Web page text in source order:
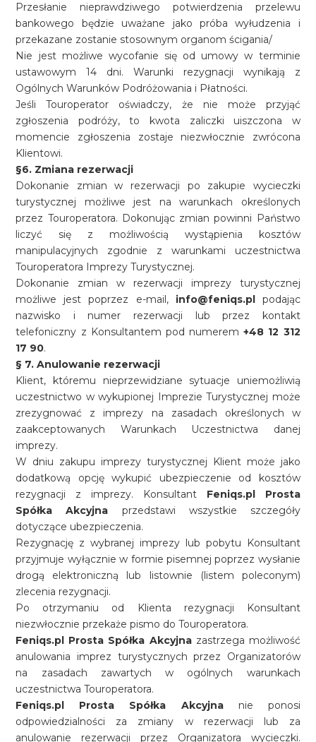
Przesłanie nieprawdziwego potwierdzenia przelewu
bankowego będzie uważane jako próba wyłudzenia i
przekazane zostanie stosownym organom ścigania/
Nie jest możliwe wycofanie się od umowy w terminie
ustawowym 14 dni. Warunki rezygnacji wynikają z
Ogólnych Warunków Podróżowania i Płatności.
Jeśli Touroperator oświadczy, że nie może przyjąć
zgłoszenia podróży, to kwota zaliczki uiszczona w
momencie zgłoszenia zostaje niezwłocznie zwrócona
Klientowi.
§6. Zmiana rezerwacji
Dokonanie zmian w rezerwacji po zakupie wycieczki
turystycznej możliwe jest na warunkach określonych
przez Touroperatora. Dokonując zmian powinni Państwo
liczyć się z możliwością wystąpienia kosztów
manipulacyjnych zgodnie z warunkami uczestnictwa
Touroperatora Imprezy Turystycznej.
Dokonanie zmian w rezerwacji imprezy turystycznej
możliwe jest poprzez e-mail, info@feniqs.plpodając
nazwisko i numer rezerwacji lub przez kontakt
telefoniczny z Konsultantem pod numerem+48 12 312
17 90.
§ 7. Anulowanie rezerwacji
Klient, któremu nieprzewidziane sytuacje uniemożliwią
uczestnictwo w wykupionej Imprezie Turystycznej może
zrezygnować z imprezy na zasadach określonych w
zaakceptowanych Warunkach Uczestnictwa danej
imprezy.
W dniu zakupu imprezy turystycznej Klient może jako
dodatkową opcję wykupić ubezpieczenie od kosztów
rezygnacji z imprezy. Konsultant Feniqs.pl Prosta
Spółka Akcyjna przedstawi wszystkie szczegóły
dotyczące ubezpieczenia.
Rezygnację z wybranej imprezy lub pobytu Konsultant
przyjmuje wyłącznie w formie pisemnej poprzez wysłanie
drogą elektroniczną lub listownie (listem poleconym)
zlecenia rezygnacji.
Po otrzymaniu od Klienta rezygnacji Konsultant
niezwłocznie przekaże pismo do Touroperatora.
Feniqs.pl Prosta Spółka Akcyjnazastrzega możliwość
anulowania imprez turystycznych przez Organizatorów
na zasadach zawartych w ogólnych warunkach
uczestnictwa Touroperatora.
Feniqs.pl Prosta Spółka Akcyjnanie ponosi
odpowiedzialności za zmiany w rezerwacji lub za
anulowanie rezerwacji przez Organizatora wycieczki.